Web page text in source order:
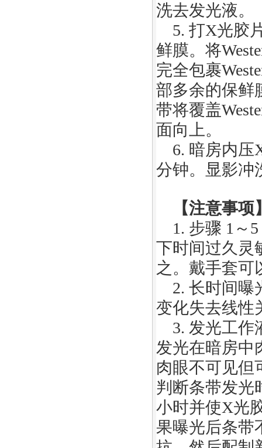
洗去发光液。
5. 打X光胶
鲜膜。将
完全包裹
部多余的保鲜
带将覆盖
面向上。
6. 暗房内压
分钟。显影冲
【注意事项
1. 步骤 1 ～ 5
下时间过久灵
之。戴手套可
2. 长时间曝
变化失去线性
3. 发光工作
发光在暗房中
肉眼不可见但
判断条带发光
小时并使X光
果曝光后条带